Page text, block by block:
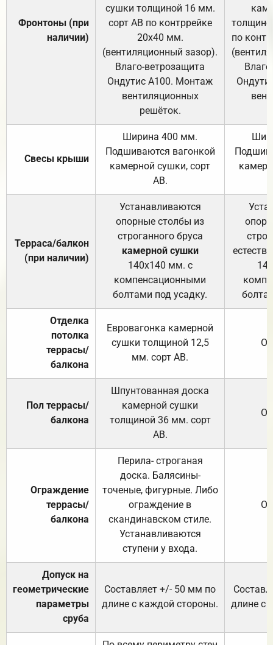
Фронтоны (при
наличии)
сушки толщиной 16 мм.
сорт АВ по контррейке
20х40 мм.
(вентиляционный зазор).
Влаго-ветрозащита
Ондутис А100. Монтаж
вентиляционных
решёток.
по
Свесы крыши
Ширина 400 мм.
Подшиваются вагонкой
камерной сушки, сорт
АВ.
Терраса/балкон
(при наличии)
Устанавливаются
опорные столбы из
строганного бруса
камерной сушки
140х140 мм. с
компенсационными
болтами под усадку.
Отделка
потолка
террасы/
балкона
Евровагонка камерной
сушки толщиной 12,5
мм. сорт АВ.
Пол террасы/
балкона
Шпунтованная доска
камерной сушки
толщиной 36 мм. сорт
АВ.
Ограждение
террасы/
балкона
Перила- строганая
доска. Балясины-
точеные, фигурные. Либо
ограждение в
скандинавском стиле.
Устанавливаются
ступени у входа.
Допуск на
геометрические
параметры
сруба
Составляет +/- 50 мм по
длине с каждой стороны.
длине с